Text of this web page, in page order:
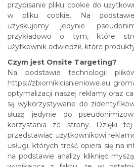
przypisanie pliku cookie do
w pliku cookie. Na
uzyskujemy jedynie
przykładowo o tym, które
użytkownik odwiedził, które
Czym jest Onsite Targeting?
Na podstawie technologii
https://zbiornikicisnieniowe.eu
optymalizacji naszej reklamy oraz
są wykorzystywane do
służą jedynie do
korzystania ze strony. Dzięki
przedstawiać użytkownikowi
usługi, których treść opiera się na
na podstawie analizy kliknięć